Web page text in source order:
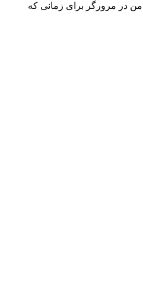
من در مرورگر برای زمانی که